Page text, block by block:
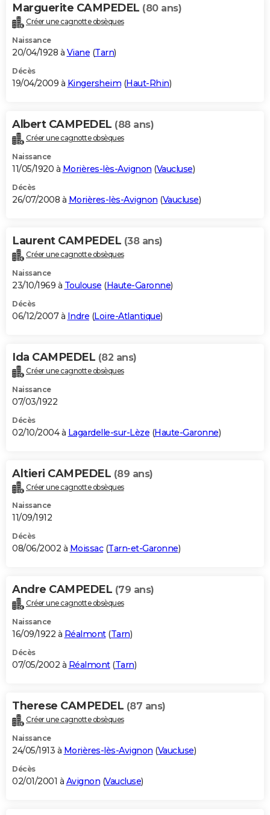
Marguerite CAMPEDEL (80 ans)
Créer une cagnotte obsèques
Naissance
20/04/1928 à Viane (Tarn)
Décès
19/04/2009 à Kingersheim (Haut-Rhin)
Albert CAMPEDEL (88 ans)
Créer une cagnotte obsèques
Naissance
11/05/1920 à Morières-lès-Avignon (Vaucluse)
Décès
26/07/2008 à Morières-lès-Avignon (Vaucluse)
Laurent CAMPEDEL (38 ans)
Créer une cagnotte obsèques
Naissance
23/10/1969 à Toulouse (Haute-Garonne)
Décès
06/12/2007 à Indre (Loire-Atlantique)
Ida CAMPEDEL (82 ans)
Créer une cagnotte obsèques
Naissance
07/03/1922
Décès
02/10/2004 à Lagardelle-sur-Lèze (Haute-Garonne)
Altieri CAMPEDEL (89 ans)
Créer une cagnotte obsèques
Naissance
11/09/1912
Décès
08/06/2002 à Moissac(Tarn-et-Garonne)
Andre CAMPEDEL (79 ans)
Créer une cagnotte obsèques
Naissance
16/09/1922 à Réalmont(Tarn)
Décès
07/05/2002 à Réalmont(Tarn)
Therese CAMPEDEL (87 ans)
Créer une cagnotte obsèques
Naissance
24/05/1913 à Morières-lès-Avignon (Vaucluse)
Décès
02/01/2001 à Avignon (Vaucluse)